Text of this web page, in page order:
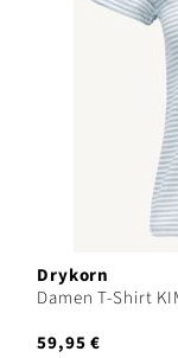
Drykorn
Damen T-Shirt
59,95 €